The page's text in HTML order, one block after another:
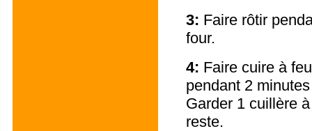
3: Faire rôtir
four.
4: Faire cuire à
pendant 2
Garder 1 cuillère
reste.